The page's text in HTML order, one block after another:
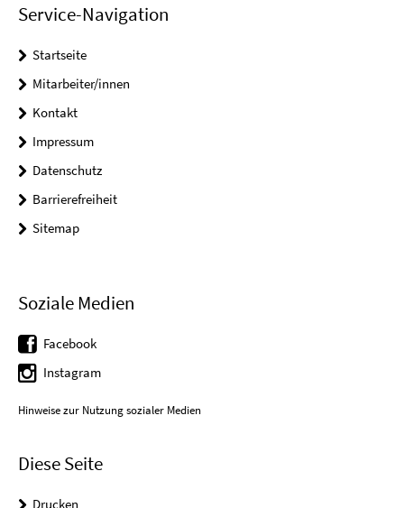
Service-Navigation
Startseite
Mitarbeiter/innen
Kontakt
Impressum
Datenschutz
Barrierefreiheit
Sitemap
Soziale Medien
Facebook
Instagram
Hinweise zur Nutzung sozialer Medien
Diese Seite
Drucken